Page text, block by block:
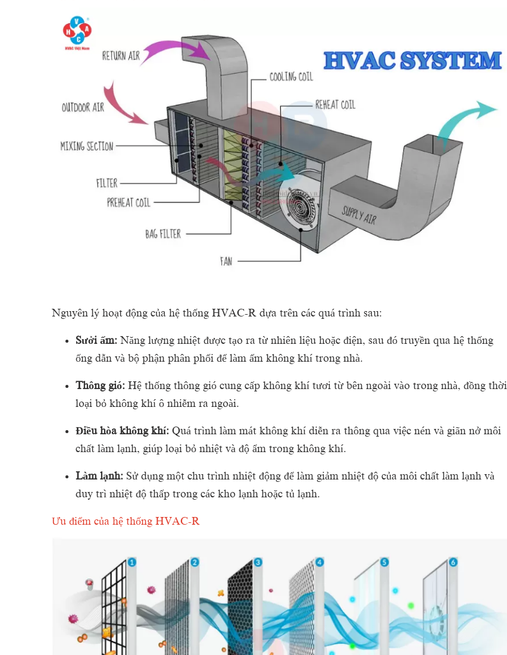
Nguyên lý hoạt động của hệ thống HVAC-R dựa trên các quá trình sau:
Sưởi ấm: Năng lượng nhiệt được tạo ra từ nhiên liệu hoặc điện, sau đó truyền qua hệ thống
ống dẫn và bộ phận phân phối để làm ấm không khí trong nhà.
Thông gió: Hệ thống thông gió cung cấp không khí tươi từ bên ngoài vào trong nhà, đồng thời
loại bỏ không khí ô nhiễm ra ngoài.
Điều hòa không khí: Quá trình làm mát không khí diễn ra thông qua việc nén và giãn nở môi
chất làm lạnh, giúp loại bỏ nhiệt và độ ẩm trong không khí.
Làm lạnh: Sử dụng một chu trình nhiệt động để làm giảm nhiệt độ của môi chất làm lạnh và
duy trì nhiệt độ thấp trong các kho lạnh hoặc tủ lạnh.
Ưu điểm của hệ thống HVAC-R